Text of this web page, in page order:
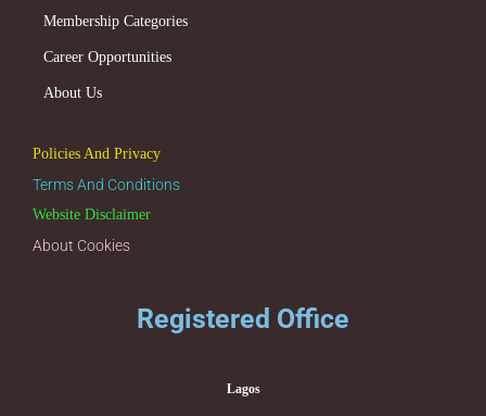
Membership Categories
Career Opportunities
About Us
Policies And Privacy
Terms And Conditions
Website Disclaimer
About Cookies
Registered Office
Lagos